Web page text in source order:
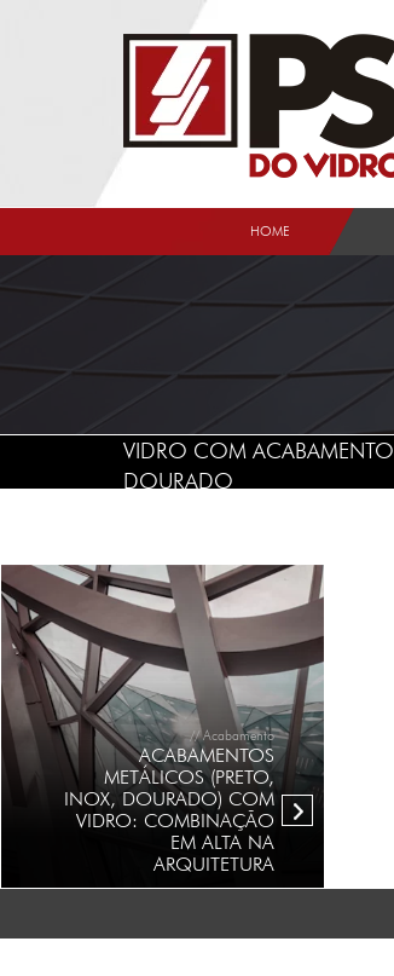
HOME
VIDRO COM ACABAMENTO
DOURADO
// Acabamento
ACABAMENTOS
METÁLICOS (PRETO,
INOX, DOURADO) COM
VIDRO: COMBINAÇÃO
EM ALTA NA
ARQUITETURA